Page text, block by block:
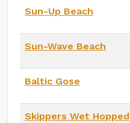
Sun-Up Beach
Sun-Wave Beach
Baltic Gose
Skippers Wet Hopped